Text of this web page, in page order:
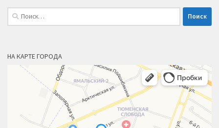
Найти:
НА КАРТЕ ГОРОДА